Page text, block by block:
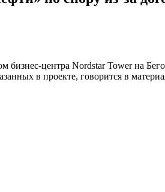
центра Nordstar Tower на
в проекте, говорится в